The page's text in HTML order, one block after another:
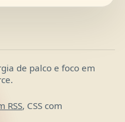
de palco e foco em
RSS, CSS com